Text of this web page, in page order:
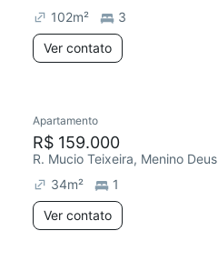
102m²
3
Ver contato
Apartamento
R$ 159.000
R. Mucio Teixeira, Menino Deus
34m²
1
Ver contato